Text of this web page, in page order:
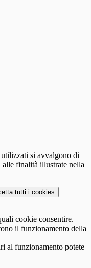
si avvalgono di
finalità illustrate nella
tutti i cookies
cookie consentire.
il funzionamento della
al funzionamento potete